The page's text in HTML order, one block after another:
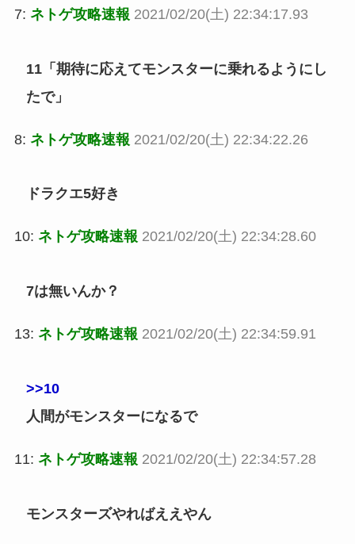
7: ネトゲ攻略速報 2021/02/20(土) 22:34:17.93
11「期待に応えてモンスターに乗れるようにし
たで」
8: ネトゲ攻略速報 2021/02/20(土) 22:34:22.26
ドラクエ5好き
10: ネトゲ攻略速報 2021/02/20(土) 22:34:28.60
7は無いんか？
13: ネトゲ攻略速報 2021/02/20(土) 22:34:59.91
>>10
人間がモンスターになるで
11: ネトゲ攻略速報 2021/02/20(土) 22:34:57.28
モンスターズやればええやん